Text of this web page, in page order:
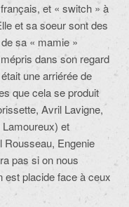
et « switch » à
et sa soeur sont des
sa « mamie »
dans son regard
une arriérée de
que cela se produit
Avril Lavigne,
et
Rousseau, Engenie
pas si on nous
placide face à ceux